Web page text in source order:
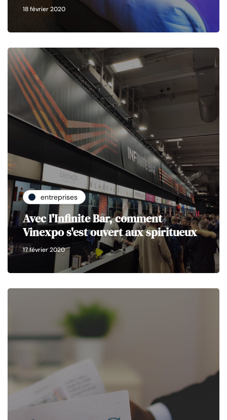
18 février 2020
entreprises
Avec l'Infinite Bar, comment
Vinexpo s'est ouvert aux spiritueux
17 février 2020